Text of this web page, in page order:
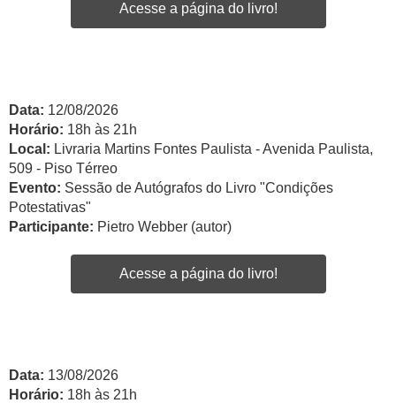
Acesse a página do livro!
Data: 12/08/2026
Horário: 18h às 21h
Local: Livraria Martins Fontes Paulista - Avenida Paulista,
509 - Piso Térreo
Evento: Sessão de Autógrafos do Livro "Condições
Potestativas"
Participante: Pietro Webber (autor)
Acesse a página do livro!
Data: 13/08/2026
Horário: 18h às 21h